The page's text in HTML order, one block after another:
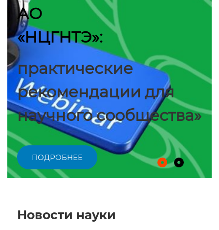
АО
«НЦГНТЭ»:
практические
рекомендации для
научного сообщества»
ПОДРОБНЕЕ
Новости науки